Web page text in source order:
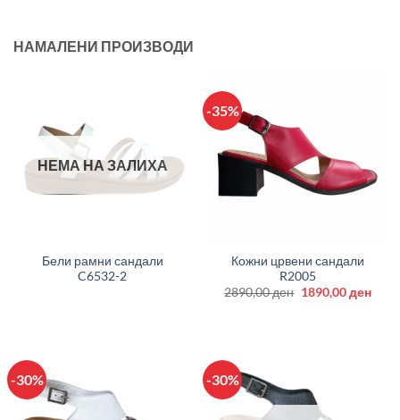
НАМАЛЕНИ ПРОИЗВОДИ
НЕМА НА ЗАЛИХА
Бели рамни сандали
C6532-2
-35%
Кожни црвени сандали
R2005
2890,00ден Original
1890,00ден
-30% -30%